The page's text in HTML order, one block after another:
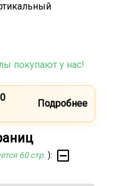
покупают у нас!
Подробнее
60 стр. ):